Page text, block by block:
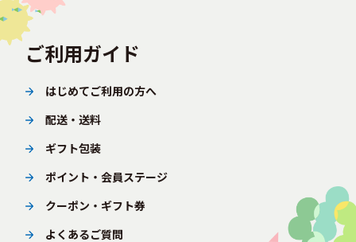
ご利用ガイド
はじめてご利用の方へ
配送・送料
ギフト包装
ポイント・会員ステージ
クーポン・ギフト券
よくあるご質問